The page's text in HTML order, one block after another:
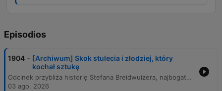
Episodios
1904 - [Archiwum] Skok stulecia i złodziej, który
kochał sztukę
Odcinek przybliża historię Stefana Breidwuizera, najbogatszego złodzieja dzieł sztuki w Europie, oraz szczegóły słynnego napadu na pociąg pocztowy w Wielkiej Brytanii z 1963 roku. Poznaj kulisy planowania akcji przez Bruce'a Reynoldsa, przebieg kradzieży ogromnej fortuny oraz losy członków gangu, w tym spektakularną ucieczkę Ronniego Biggsa.
03 ago. 2026